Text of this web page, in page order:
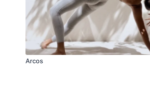
Arcos